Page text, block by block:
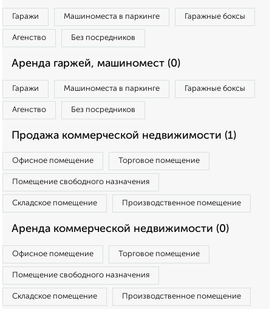
Гаражи Машиноместа в паркинге Гаражные боксы
Агенство Без посредников
Аренда гаржей, машиномест (0)
Гаражи Машиноместа в паркинге Гаражные боксы
Агенство Без посредников
Продажа коммерческой недвижимости (1)
Офисное помещение Торговое помещение
Помещение свободного назначения
Складское помещение Производственное помещение
Аренда коммерческой недвижимости (0)
Офисное помещение Торговое помещение
Помещение свободного назначения
Складское помещение Производственное помещение